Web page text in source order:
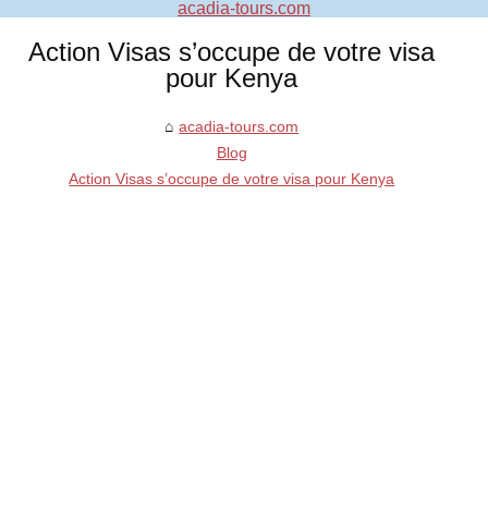
Action Visas s’occupe de votre visa
pour Kenya
acadia-tours.com
Blog
Action Visas s’occupe de votre visa pour Kenya
acadia-tours.com